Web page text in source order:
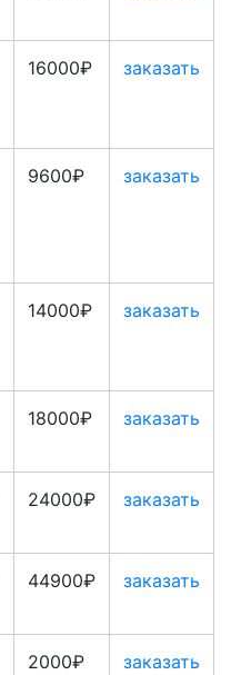
16000₽ заказать
9600₽ заказать
14000₽ заказать
18000₽ заказать
24000₽ заказать
44900₽ заказать
2000₽ заказать